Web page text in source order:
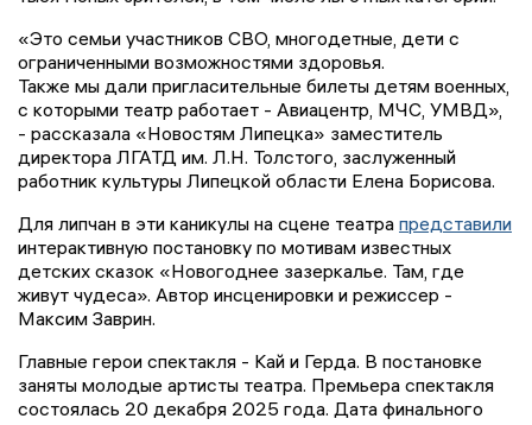
«Это семьи участников СВО, многодетные, дети с
ограниченными возможностями здоровья.
Также мы дали пригласительные билеты детям военных,
с которыми театр работает - Авиацентр, МЧС, УМВД»,
- рассказала «Новостям Липецка» заместитель
директора ЛГАТД им. Л.Н. Толстого, заслуженный
работник культуры Липецкой области Елена Борисова.
Для липчан в эти каникулы на сцене театра представили
интерактивную постановку по мотивам известных
детских сказок «Новогоднее зазеркалье. Там, где
живут чудеса». Автор инсценировки и режиссер -
Максим Заврин.
Главные герои спектакля - Кай и Герда. В постановке
заняты молодые артисты театра. Премьера спектакля
состоялась 20 декабря 2025 года. Дата финального